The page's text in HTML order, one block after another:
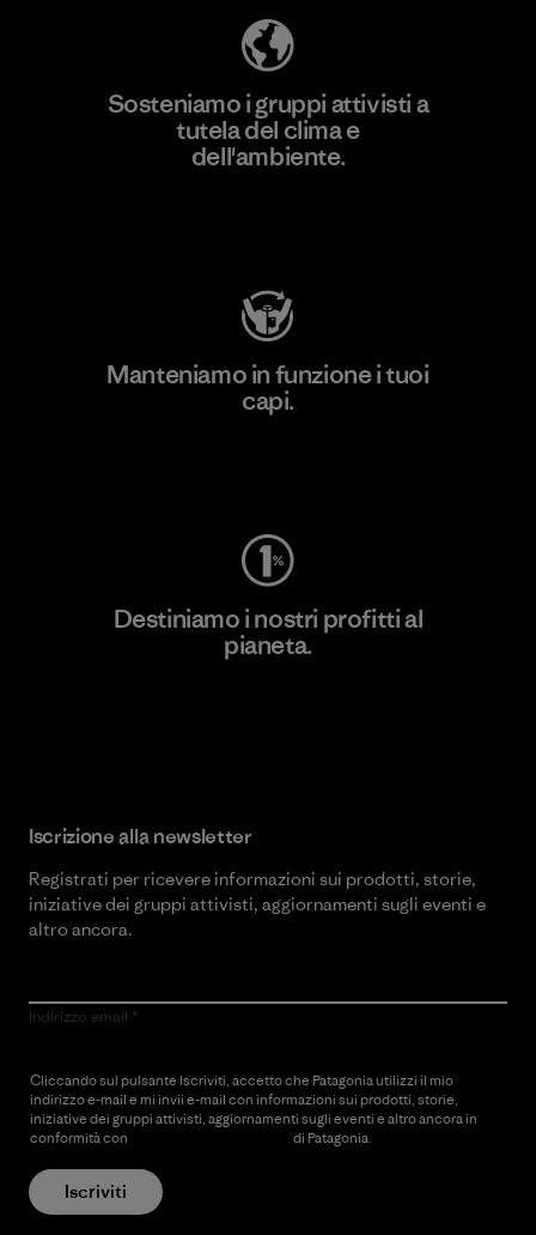
Sosteniamo i gruppi attivisti a
tutela del clima e
dell'ambiente.
Manteniamo in funzione i tuoi
capi.
Destiniamo i nostri profitti al
pianeta.
Iscrizione alla newsletter
Registrati per ricevere informazioni sui prodotti, storie,
iniziative dei gruppi attivisti, aggiornamenti sugli eventi e
altro ancora.
Indirizzo email
Cliccando sul pulsante Iscriviti, accetto che Patagonia utilizzi il mio
indirizzo e-mail e mi invii e-mail con informazioni sui prodotti, storie,
iniziative dei gruppi attivisti, aggiornamenti sugli eventi e altro ancora in
conformità con
di Patagonia.
Iscriviti